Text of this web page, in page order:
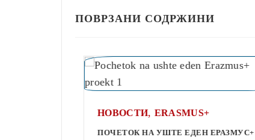
ПОВРЗАНИ СОДРЖИНИ
НОВОСТИ,ERASMUS+
ПОЧЕТОК НА УШТЕ ЕДЕН ЕРАЗМУС+